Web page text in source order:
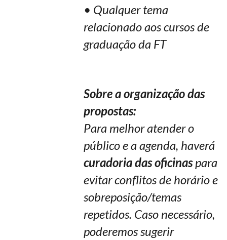
• Qualquer tema
relacionado aos cursos de
graduação da FT
Sobre a organização das
propostas:
Para melhor atender o
público e a agenda, haverá
curadoria das oficinaspara
evitar conflitos de horário e
sobreposição/temas
repetidos. Caso necessário,
poderemos sugerir